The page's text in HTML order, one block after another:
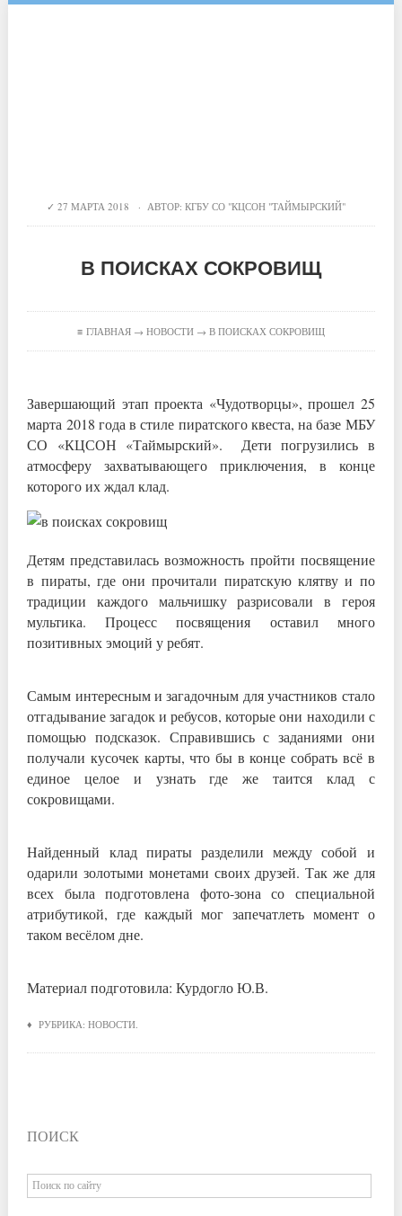
27 МАРТА 2018 · АВТОР: КГБУ СО "КЦСОН "ТАЙМЫРСКИЙ"
В ПОИСКАХ СОКРОВИЩ
≡ ГЛАВНАЯ→ НОВОСТИ→ В ПОИСКАХ СОКРОВИЩ
Завершающий этап проекта «Чудотворцы», прошел 25
марта 2018 года в стиле пиратского квеста, на базе МБУ
СО «КЦСОН «Таймырский». Дети погрузились в
атмосферу захватывающего приключения, в конце
которого их ждал клад.
Детям представилась возможность пройти посвящение
в пираты, где они прочитали пиратскую клятву и по
традиции каждого мальчишку разрисовали в героя
мультика. Процесс посвящения оставил много
позитивных эмоций у ребят.
Самым интересным и загадочным для участников стало
отгадывание загадок и ребусов, которые они находили с
помощью подсказок. Справившись с заданиями они
получали кусочек карты, что бы в конце собрать всё в
единое целое и узнать где же таится клад с
сокровищами.
Найденный клад пираты разделили между собой и
одарили золотыми монетами своих друзей. Так же для
всех была подготовлена фото-зона со специальной
атрибутикой, где каждый мог запечатлеть момент о
таком весёлом дне.
Материал подготовила: Курдогло Ю.В.
♦ РУБРИКА:НОВОСТИ.
ПОИСК